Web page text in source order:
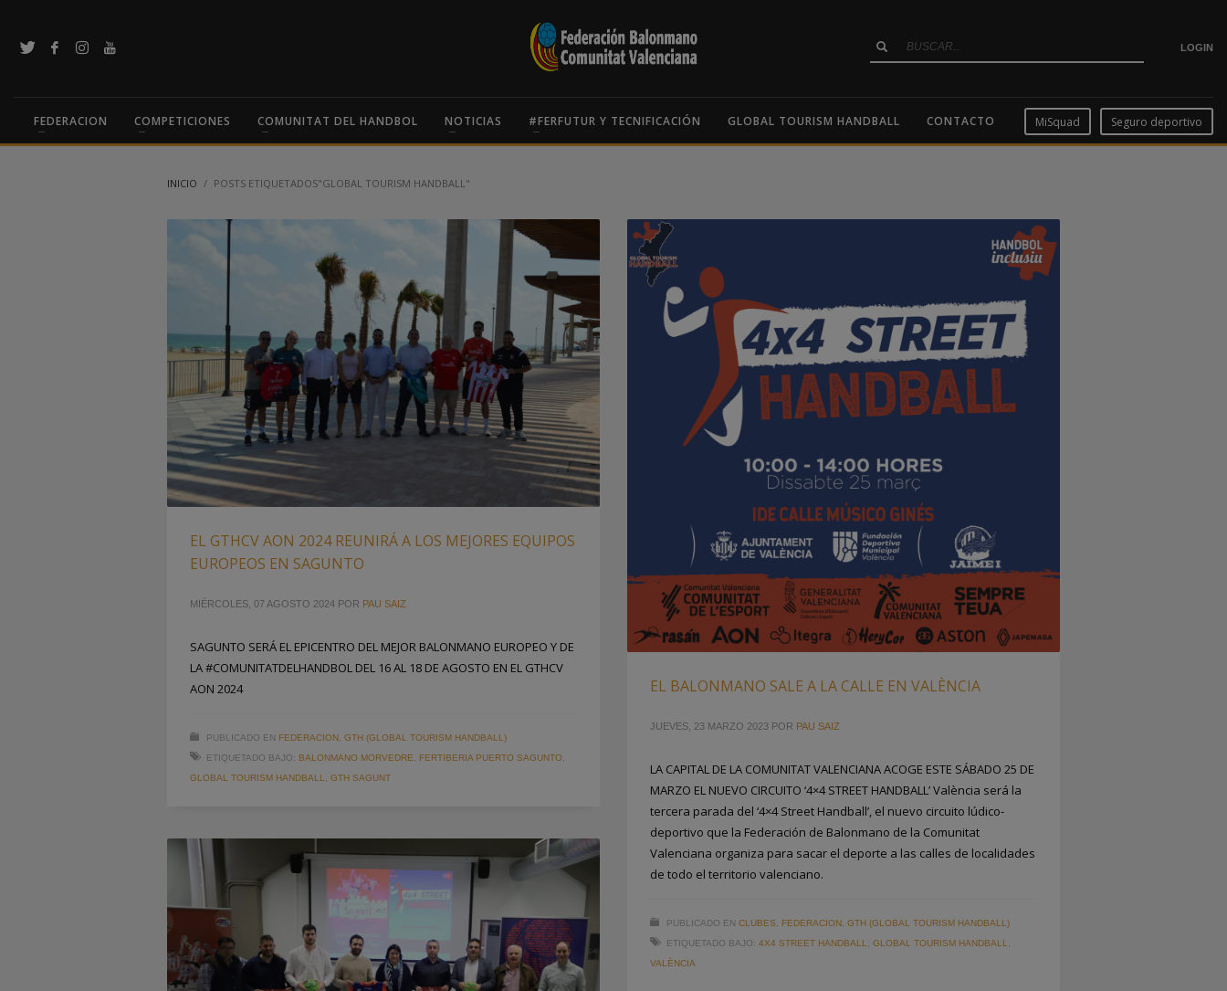
LOGIN
FEDERACION COMPETICIONES COMUNITAT DEL HANDBOL NOTICIAS #FERFUTUR Y TECNIFICACIÓN GLOBAL TOURISM HANDBALL CONTACTO MiSquad Seguro deportivo
INICIO POSTS ETIQUETADOS"GLOBAL TOURISM HANDBALL"
EL GTHCV AON 2024 REUNIRÁ A LOS MEJORES EQUIPOS
EUROPEOS EN SAGUNTO
MIÉRCOLES, 07 AGOSTO 2024 POR PAU SAIZ
SAGUNTO SERÁ EL EPICENTRO DEL MEJOR BALONMANO EUROPEO Y DE
LA #COMUNITATDELHANDBOL DEL 16 AL 18 DE AGOSTO EN EL GTHCV
AON 2024
PUBLICADO EN FEDERACION GTH (GLOBAL TOURISM HANDBALL)
ETIQUETADO BAJO: BALONMANO MORVEDRE FERTIBERIA PUERTO SAGUNTO
GLOBAL TOURISM HANDBALL
GTH SAGUNT
EL BALONMANO SALE A LA CALLE EN VALÈNCIA
JUEVES, 23 MARZO 2023 POR PAU SAIZ
LA CAPITAL DE LA COMUNITAT VALENCIANA ACOGE ESTE SÁBADO 25 DE
MARZO EL NUEVO CIRCUITO ‘4×4 STREET HANDBALL’ València será la
tercera parada del ‘4×4 Street Handball’, el nuevo circuito lúdico-
deportivo que la Federación de Balonmano de la Comunitat
Valenciana organiza para sacar el deporte a las calles de localidades
de todo el territorio valenciano.
PUBLICADO EN CLUBES FEDERACION GTH (GLOBAL TOURISM HANDBALL)
ETIQUETADO BAJO: 4X4 STREET HANDBALL GLOBAL TOURISM HANDBALL
VALÈNCIA